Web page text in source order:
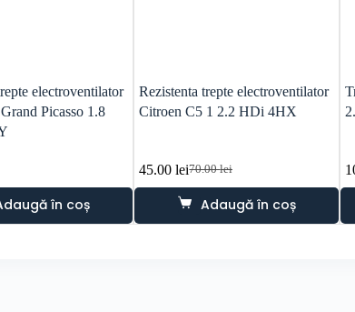
electroventilator
Picasso 1.8
în coș
Rezistenta trepte electroventilator
Citroen C5 1 2.2 HDi 4HX
70.00lei
Prețul
inițial
a
fost:
45.00leiPrețul
curent
este:
45.00 lei.
Adaugă în coș